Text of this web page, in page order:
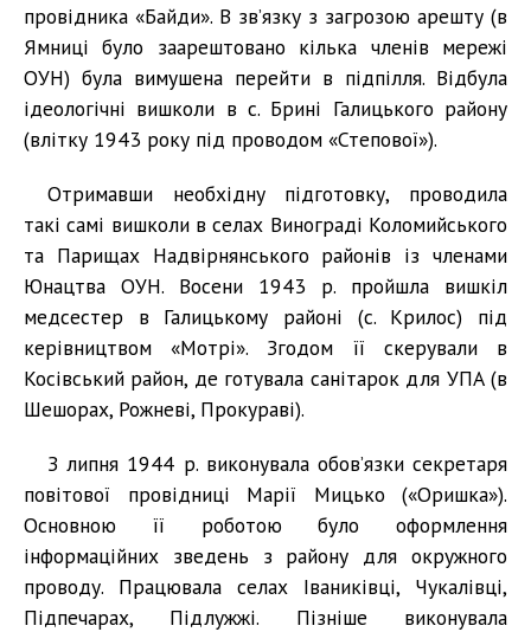
провідника «Байди». В зв’язку з загрозою арешту (в
Ямниці було заарештовано кілька членів мережі
ОУН) була вимушена перейти в підпілля. Відбула
ідеологічні вишколи в с. Брині Галицького району
(влітку 1943 року під проводом «Степової»).
Отримавши необхідну підготовку, проводила
такі самі вишколи в селах Винограді Коломийського
та Парищах Надвірнянського районів із членами
Юнацтва ОУН. Восени 1943 р. пройшла вишкіл
медсестер в Галицькому районі (с. Крилос) під
керівництвом «Мотрі». Згодом її скерували в
Косівський район, де готувала санітарок для УПА (в
Шешорах, Рожневі, Прокураві).
З липня 1944 р. виконувала обов’язки секретаря
повітової провідниці Марії Мицько («Оришка»).
Основною її роботою було оформлення
інформаційних зведень з району для окружного
проводу. Працювала селах Іваниківці, Чукалівці,
Підпечарах, Підлужжі. Пізніше виконувала